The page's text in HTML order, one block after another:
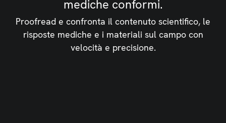
mediche conformi.
Proofread e confronta il contenuto scientifico, le
risposte mediche e i materiali sul campo con
velocità e precisione.